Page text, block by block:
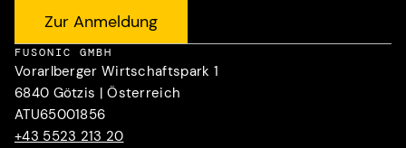
Zur Anmeldung
FUSONIC GMBH
Vorarlberger Wirtschaftspark 1
6840 Götzis | Österreich
ATU65001856
+43 5523 213 20